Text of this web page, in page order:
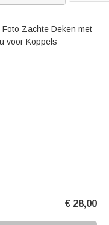
Zachte Deken met
voor Koppels
€ 28,00